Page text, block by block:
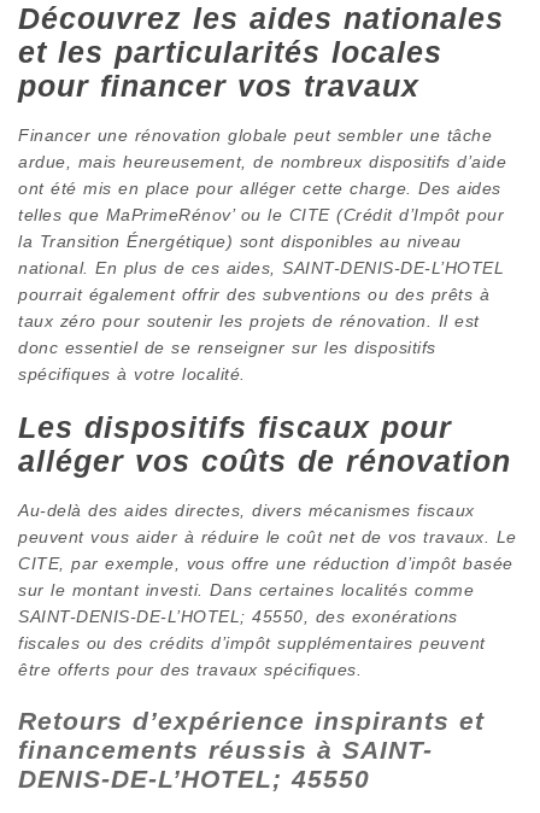
Découvrez les aides nationales
et les particularités locales
pour financer vos travaux
Financer une rénovation globale peut sembler une tâche
ardue, mais heureusement, de nombreux dispositifs d’aide
ont été mis en place pour alléger cette charge. Des aides
telles que MaPrimeRénov’ ou le CITE (Crédit d’Impôt pour
la Transition Énergétique) sont disponibles au niveau
national. En plus de ces aides, SAINT-DENIS-DE-L’HOTEL
pourrait également offrir des subventions ou des prêts à
taux zéro pour soutenir les projets de rénovation. Il est
donc essentiel de se renseigner sur les dispositifs
spécifiques à votre localité.
Les dispositifs fiscaux pour
alléger vos coûts de rénovation
Au-delà des aides directes, divers mécanismes fiscaux
peuvent vous aider à réduire le coût net de vos travaux. Le
CITE, par exemple, vous offre une réduction d’impôt basée
sur le montant investi. Dans certaines localités comme
SAINT-DENIS-DE-L’HOTEL; 45550, des exonérations
fiscales ou des crédits d’impôt supplémentaires peuvent
être offerts pour des travaux spécifiques.
Retours d’expérience inspirants et
financements réussis à SAINT-
DENIS-DE-L’HOTEL; 45550